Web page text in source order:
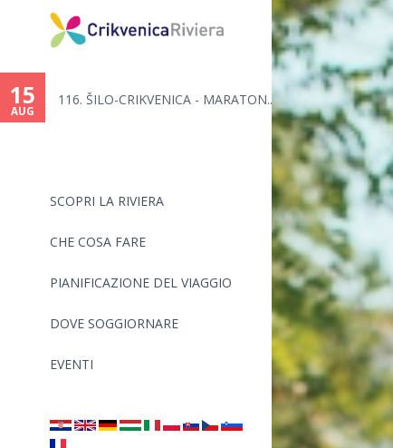
SCOPRI LA RIVIERA
CHE COSA FARE
PIANIFICAZIONE DEL VIAGGIO
DOVE SOGGIORNARE
EVENTI
15
AUG
116. ŠILO-CRIKVENICA - MARATON...